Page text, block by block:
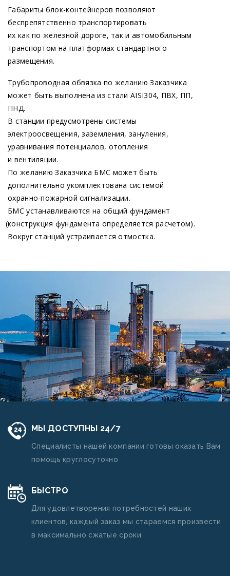
Габариты блок-контейнеров позволяют
беспрепятственно транспортировать
их как по железной дороге, так и автомобильным
транспортом на платформах стандартного
размещения.
Трубопроводная обвязка по желанию Заказчика
может быть выполнена из стали AISI304, ПВХ, ПП,
ПНД.
В станции предусмотрены системы
электроосвещения, заземления, зануления,
уравнивания потенциалов, отопления
и вентиляции.
По желанию Заказчика БМС может быть
дополнительно укомплектована системой
охранно-пожарной сигнализации.
БМС устанавливаются на общий фундамент
(конструкция фундамента определяется расчетом).
Вокруг станций устраивается отмостка.
МЫ ДОСТУПНЫ 24/7
Специалисты нашей компании готовы оказать Вам
помощь круглосуточно
БЫСТРО
Для удовлетворения потребностей наших
клиентов, каждый заказ мы стараемся произвести
в максимально сжатые сроки